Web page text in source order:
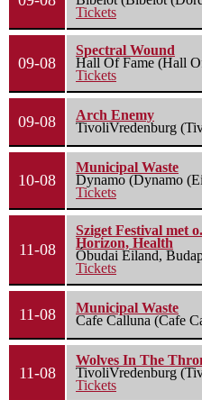
Tickets
09-08
Spectral Wound
Hall Of Fame (Hall
Tickets
09-08
Arch Enemy
TivoliVredenburg
10-08
Municipal Waste
Dynamo (Dynamo
Tickets
11-08
Sziget Festival met
Horizon, Health
Óbudai Eiland,
Tickets
11-08
Municipal Waste
Cafe Calluna (Cafe
11-08
Wolves In The
TivoliVredenburg
Tickets